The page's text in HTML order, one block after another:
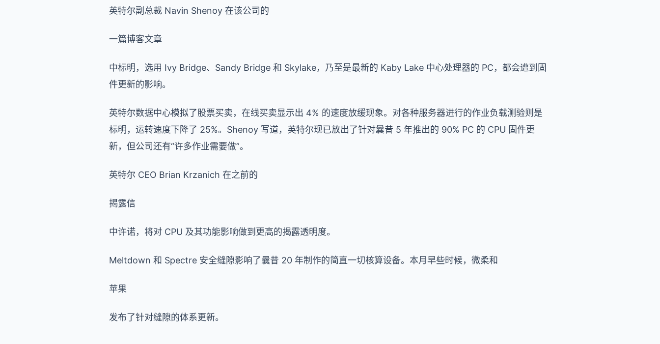
英特尔副总裁 Navin Shenoy 在该公司的
一篇博客文章
中标明，选用 Ivy Bridge、Sandy Bridge 和 Skylake，乃至是最新的 Kaby Lake 中心处理器的 PC，都会遭到固
件更新的影响。
英特尔数据中心模拟了股票买卖，在线买卖显示出 4% 的速度放缓现象。对各种服务器进行的作业负载测验则是
标明，运转速度下降了 25%。Shenoy 写道，英特尔现已放出了针对曩昔 5 年推出的 90% PC 的 CPU 固件更
新，但公司还有“许多作业需要做”。
英特尔 CEO Brian Krzanich 在之前的
揭露信
中许诺，将对 CPU 及其功能影响做到更高的揭露透明度。
Meltdown 和 Spectre 安全缝隙影响了曩昔 20 年制作的简直一切核算设备。本月早些时候，微柔和
苹果
发布了针对缝隙的体系更新。